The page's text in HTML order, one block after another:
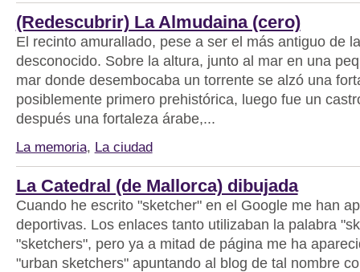
(Redescubrir) La Almudaina (cero)
El recinto amurallado, pese a ser el más antiguo de
desconocido. Sobre la altura, junto al mar en una
mar donde desembocaba un torrente se alzó una
posiblemente primero prehistórica, luego fue un
después una fortaleza árabe,...
La memoria, La ciudad
La Catedral (de Mallorca) dibujada
Cuando he escrito "sketcher" en el Google me han
deportivas. Los enlaces tanto utilizaban la palabra
"sketchers", pero ya a mitad de página me ha
"urban sketchers" apuntando al blog de tal nombre